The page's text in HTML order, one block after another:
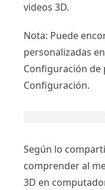
videos 3D.
Nota: Puede
personalizadas
Configuración
Configuración.
Según lo
comprender al
3D en